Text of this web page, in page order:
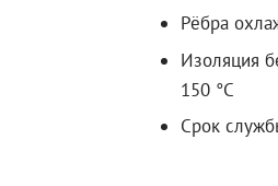
Рёбра
Изоляция
150 °C
Срок